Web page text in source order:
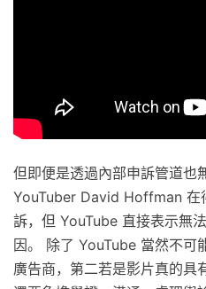
但即便是透過內部申訴管道也
YouTuber David Hoffman 在
訴，但 YouTube 直接表示無
因。 除了 YouTube 當然不可
廣告商，第二若是影片真的具